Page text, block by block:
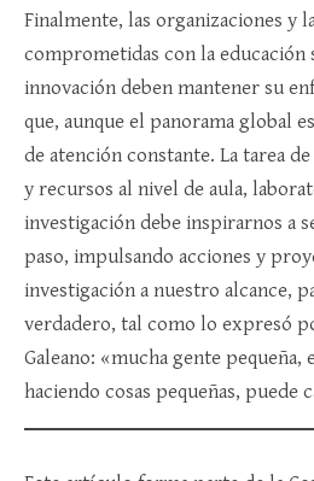
Finalmente, las organizaciones y
comprometidas con la educación
innovación deben mantener su
que, aunque el panorama global
de atención constante. La tarea
y recursos al nivel de aula,
investigación debe inspirarnos a
paso, impulsando acciones y
investigación a nuestro alcance,
verdadero, tal como lo expresó
Galeano: «mucha gente pequeña,
haciendo cosas pequeñas, puede